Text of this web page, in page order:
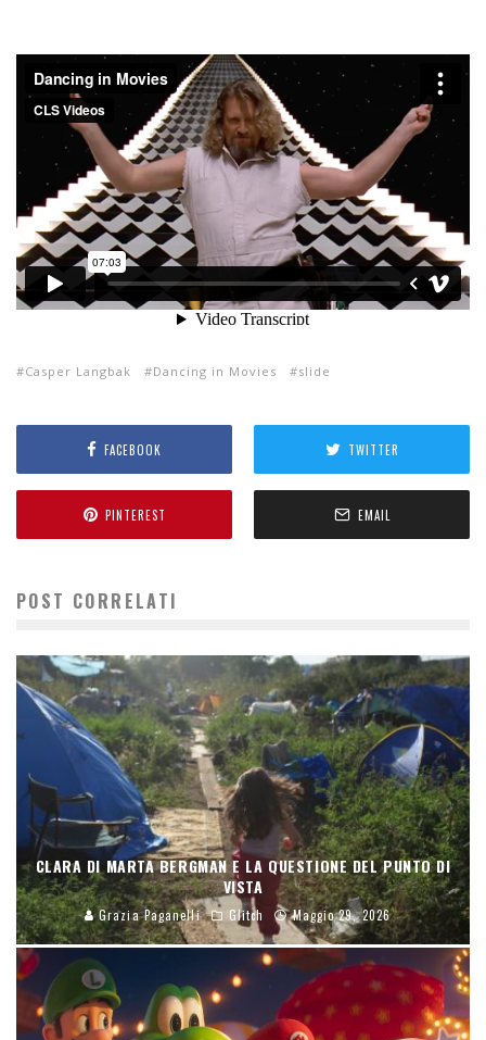
Casper Langbak Dancing in Movies slide
FACEBOOK TWITTER
PINTEREST EMAIL
POST CORRELATI
CLARA DI MARTA BERGMAN E LA QUESTIONE DEL PUNTO DI
VISTA
Grazia Paganelli Glitch Maggio 29, 2026